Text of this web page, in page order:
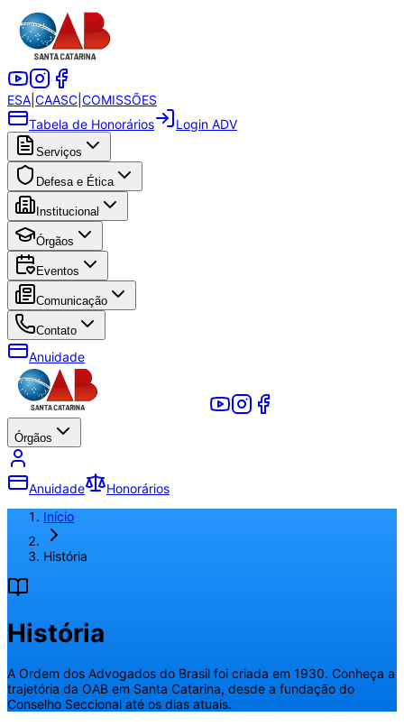
ESA CAASC COMISSÕES
Tabela de Honorários
Login ADV
Serviços
Defesa e Ética
Institucional
Órgãos
Eventos
Comunicação
Contato
Anuidade
Órgãos
Anuidade
Honorários
Início
História
História
A Ordem dos Advogados do Brasil foi criada em 1930. Conheça a
trajetória da OAB em Santa Catarina, desde a fundação do
Conselho Seccional até os dias atuais.